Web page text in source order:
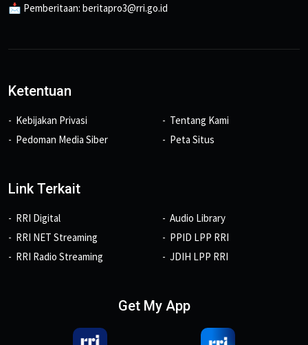
📩 Pemberitaan: beritapro3@rri.go.id
Ketentuan
Kebijakan Privasi
Pedoman Media Siber
Tentang Kami
Peta Situs
Link Terkait
RRI Digital
RRI NET Streaming
RRI Radio Streaming
Audio Library
PPID LPP RRI
JDIH LPP RRI
Get My App